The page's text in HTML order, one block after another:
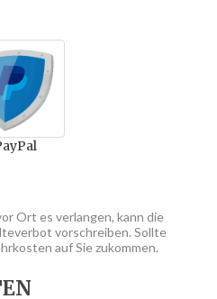
Ort es verlangen, kann die
vorschreiben. Sollte
auf Sie zukommen.